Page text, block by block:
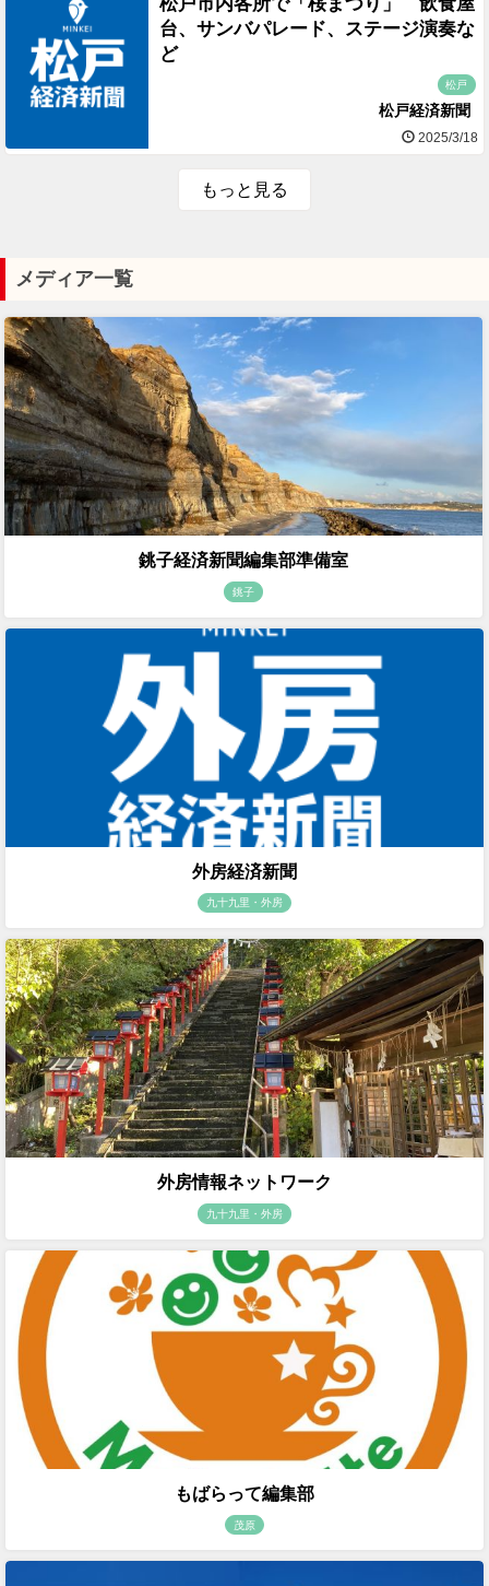
台、サンバパレード、ステージ演奏な
ど
松戸
松戸経済新聞
2025/3/18
もっと見る
メディア一覧
銚子経済新聞編集部準備室
銚子
外房経済新聞
九十九里・外房
外房情報ネットワーク
九十九里・外房
もばらって編集部
茂原